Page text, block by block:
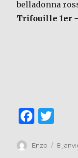
belladonna
Trifouille 1er
F
c
it
Auteur
Enzo
Publié
8